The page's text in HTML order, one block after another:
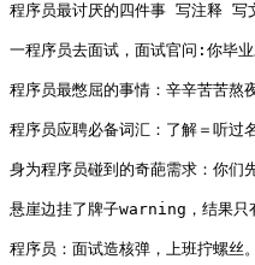
程序员最讨厌的四件事 写注释
一程序员去面试，面试官问:你毕
程序员最憋屈的事情：辛辛苦苦
程序员应聘必备词汇：了解＝听
身为程序员碰到的奇葩需求：你们
悬崖边挂了牌子warning，结果只
程序员：面试造核弹，上班拧螺